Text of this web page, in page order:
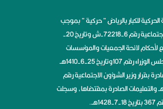
للكبار بالرياض ” حركية ” بموجب
خطاب وزارة الشؤون الإجتماعية رقم 6-72218-ش وتاريخ 20-
تخضع لأحكام لائحة الجمعيات والمؤسسات
الخيرية الصادرة بقرار مجلس الوزراء رقم 107وتاريخ 25-6-1410هــ
بقرار وزير الشؤون الاجتماعية رقم
وتاريخ 30-1-1412هــ والتعليمات الصادرة بمقتضاها، وسجلت